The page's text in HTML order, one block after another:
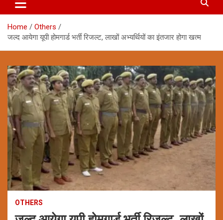
Home
Others
जल्द आयेगा यूपी होमगार्ड भर्ती रिजल्ट, लाखों अभ्यर्थियों का इंतजार होगा खत्म
OTHERS